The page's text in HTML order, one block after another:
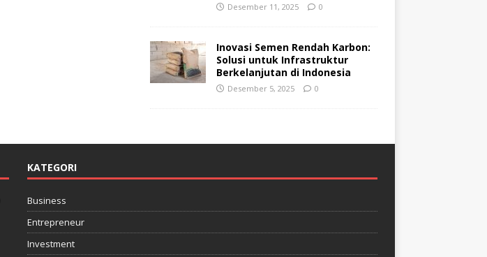
Desember 11, 2025 0
Inovasi Semen Rendah Karbon:
Solusi untuk Infrastruktur
Berkelanjutan di Indonesia
Desember 5, 2025 0
KATEGORI
Business
Entrepreneur
Investment